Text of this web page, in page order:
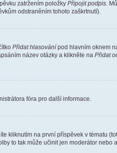
zatržením položky Připojit podpis.
odstraněním tohoto zaškrtnutí).
Přidat hlasovánípod hlavním oknem
název otázky a klikněte na Přidat
fóra pro další informace.
kliknutím na první příspěvek v tématu
to tak může učinit jen moderátor nebo